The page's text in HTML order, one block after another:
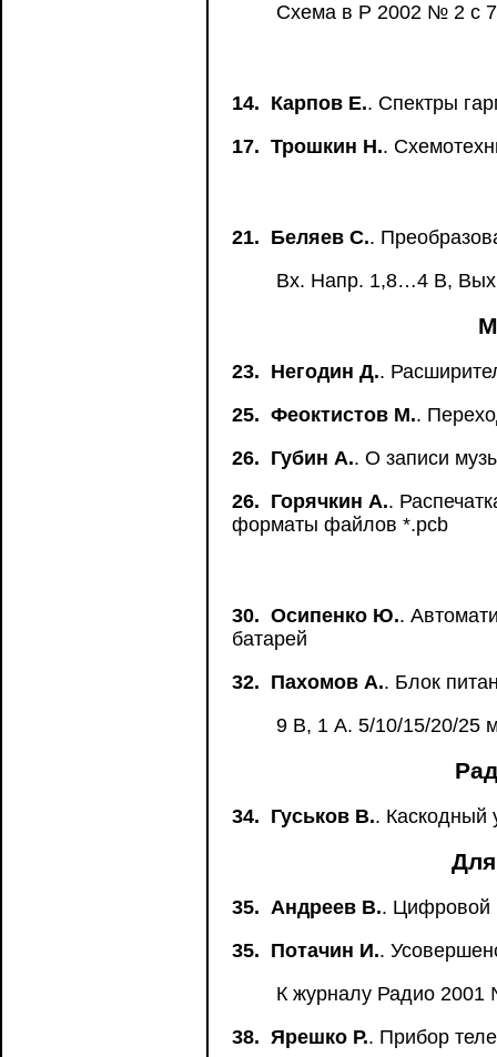
Схема в Р 2002 № 2 с
14. Карпов Е.. Спектры
17. Трошкин Н..
21. Беляев С..
Вх. Напр. 1,8…4 В,
23. Негодин Д..
25. Феоктистов М..
26. Губин А.. О записи
26. Горячкин А..
форматы файлов *.pcb
30. Осипенко Ю..
батарей
32. Пахомов А.. Блок
9 В, 1 А. 5/10/15/20/25
34. Гуськов В.. Каскодный
35. Андреев В.. Цифровой
35. Потачин И..
К журналу Радио 2001
38. Ярешко Р.. Прибор